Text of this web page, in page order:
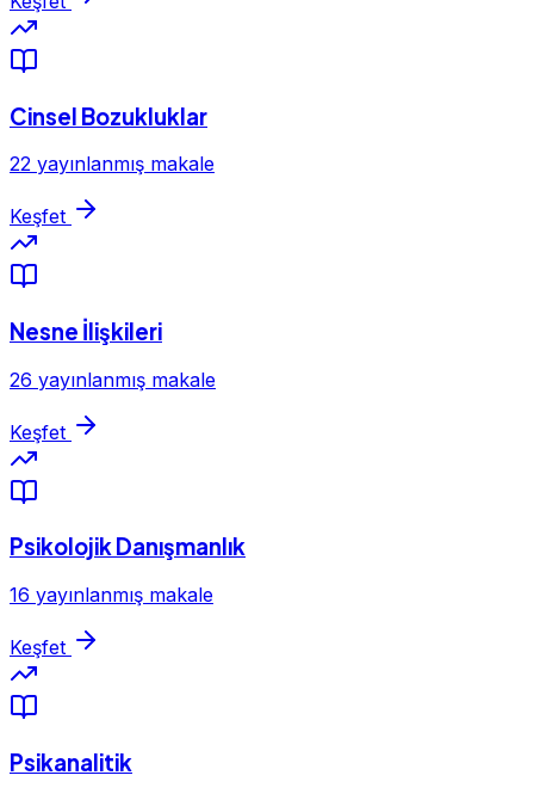
Cinsel Bozukluklar
22 yayınlanmış makale
Keşfet
Nesne İlişkileri
26 yayınlanmış makale
Keşfet
Psikolojik Danışmanlık
16 yayınlanmış makale
Keşfet
Psikanalitik